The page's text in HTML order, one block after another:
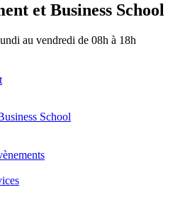
et Business School
au vendredi de 08h à 18h
School